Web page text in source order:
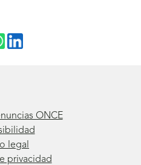
ONCE
legal
privacidad